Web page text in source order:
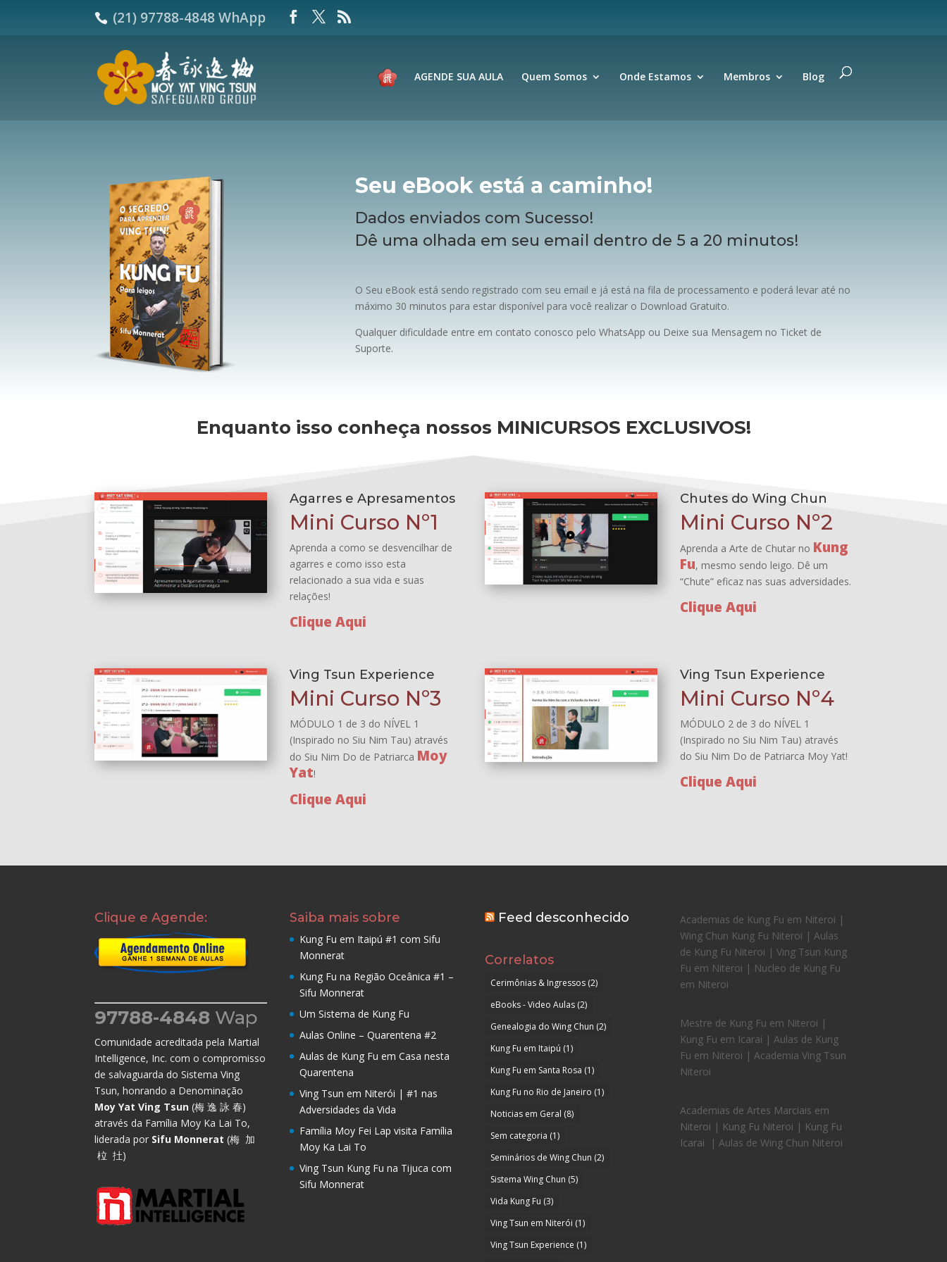
(21) 97788-4848 WhApp
AGENDE SUA AULA Quem Somos Onde Estamos Membros Blog
Seu eBook está a caminho!
Dados enviados com Sucesso!
Dê uma olhada em seu email dentro de 5 a 20 minutos!
O Seu eBook está sendo registrado com seu email e já está na fila de processamento e poderá levar até no
máximo 30 minutos para estar disponível para você realizar o Download Gratuito.
Qualquer dificuldade entre em contato conosco pelo WhatsApp ou Deixe sua Mensagem no Ticket de
Suporte.
Enquanto isso conheça nossos MINICURSOS EXCLUSIVOS!
Agarres e Apresamentos
Mini Curso Nº1
Aprenda a como se desvencilhar de
agarres e como isso esta
relacionado a sua vida e suas
relações!
Clique Aqui
Chutes do Wing Chun
Mini Curso Nº2
Aprenda a Arte de Chutar no Kung
Fu, mesmo sendo leigo. Dê um
“Chute” eficaz nas suas adversidades.
Clique Aqui
Ving Tsun Experience
Mini Curso Nº3
MÓDULO 1 de 3 do NÍVEL 1
(Inspirado no Siu Nim Tau) através
do Siu Nim Do de Patriarca Moy
Yat!
Clique Aqui
Ving Tsun Experience
Mini Curso Nº4
MÓDULO 2 de 3 do NÍVEL 1
(Inspirado no Siu Nim Tau) através
do Siu Nim Do de Patriarca Moy Yat!
Clique Aqui
Clique e Agende:
97788-4848 Wap
Comunidade acreditada pela Martial
Intelligence, Inc. com o compromisso
de salvaguarda do Sistema Ving
Tsun, honrando a Denominação
Moy Yat Ving Tsun(梅 逸 詠 春)
através da Família Moy Ka Lai To,
liderada por Sifu Monnerat (梅 加
柆 扗)
Saiba mais sobre
Kung Fu em Itaipú #1 com Sifu
Monnerat
Kung Fu na Região Oceânica #1 –
Sifu Monnerat
Um Sistema de Kung Fu
Aulas Online – Quarentena #2
Aulas de Kung Fu em Casa nesta
Quarentena
Ving Tsun em Niterói | #1 nas
Adversidades da Vida
Família Moy Fei Lap visita Família
Moy Ka Lai To
Ving Tsun Kung Fu na Tijuca com
Sifu Monnerat
Feed desconhecido
Correlatos
Cerimônias & Ingressos (2)
eBooks - Video Aulas (2)
Genealogia do Wing Chun (2)
Kung Fu em Itaipú (1)
Kung Fu em Santa Rosa (1)
Kung Fu no Rio de Janeiro (1)
Noticias em Geral (8)
Sem categoria (1)
Seminários de Wing Chun (2)
Sistema Wing Chun (5)
Vida Kung Fu (3)
Ving Tsun em Niterói (1)
Ving Tsun Experience (1)
Academias de Kung Fu em Niteroi |
Wing Chun Kung Fu Niteroi | Aulas
de Kung Fu Niteroi | Ving Tsun Kung
Fu em Niteroi | Nucleo de Kung Fu
em Niteroi
Mestre de Kung Fu em Niteroi |
Kung Fu em Icarai | Aulas de Kung
Fu em Niteroi | Academia Ving Tsun
Niteroi
Academias de Artes Marciais em
Niteroi | Kung Fu Niteroi | Kung Fu
Icarai
| Aulas de Wing Chun Niteroi